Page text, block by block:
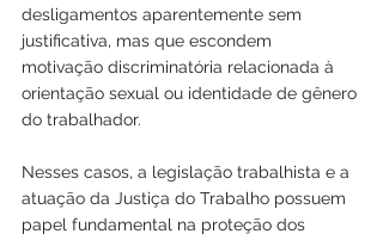
desligamentos aparentemente sem
justificativa, mas que escondem
motivação discriminatória relacionada à
orientação sexual ou identidade de gênero
do trabalhador.
Nesses casos, a legislação trabalhista e a
atuação da Justiça do Trabalho possuem
papel fundamental na proteção dos